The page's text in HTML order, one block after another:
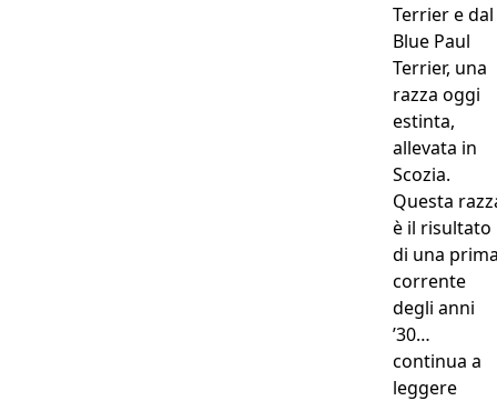
Terrier e dal
Blue Paul
Terrier, una
razza oggi
estinta,
allevata in
Scozia.
Questa
è il risultato
di una
corrente
degli anni
’30…
continua a
leggere